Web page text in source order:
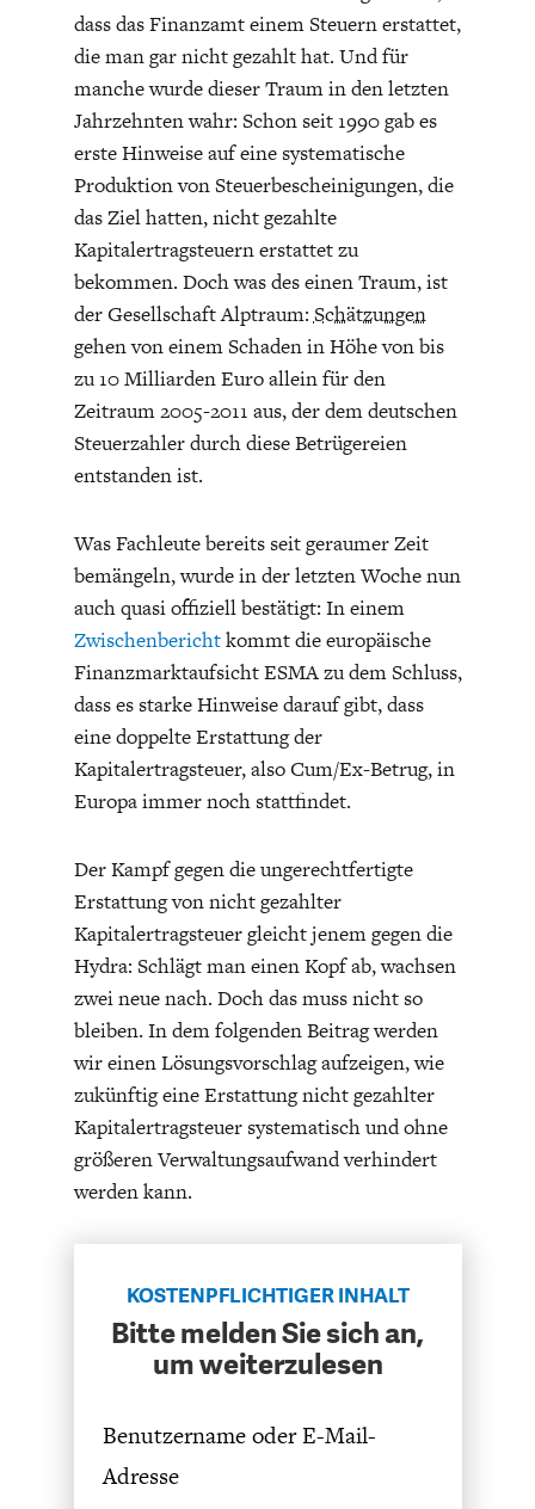
INDUSTRIEPOLITIK
CIRCULAR ECONOMY
UNGLEICHHEIT UND
MACHT
ENERGIE & UMWELT
ENTWICKLUNGSPOLITIK
EUROPA
dass das Finanzamt einem Steuern erstattet,
die man gar nicht gezahlt hat. Und für
manche wurde dieser Traum in den letzten
Jahrzehnten wahr: Schon seit 1990 gab es
erste Hinweise auf eine systematische
Produktion von Steuerbescheinigungen, die
das Ziel hatten, nicht gezahlte
Kapitalertragsteuern erstattet zu
bekommen. Doch was des einen Traum, ist
der Gesellschaft Alptraum:Schätzungen
gehen von einem Schaden in Höhe von bis
zu 10 Milliarden Euro allein für den
Zeitraum 2005-2011 aus, der dem deutschen
Steuerzahler durch diese Betrügereien
entstanden ist.
Was Fachleute bereits seit geraumer Zeit
bemängeln, wurde in der letzten Woche nun
auch quasi offiziell bestätigt: In einem
Zwischenberichtkommt die europäische
Finanzmarktaufsicht ESMA zu dem Schluss,
dass es starke Hinweise darauf gibt, dass
eine doppelte Erstattung der
Kapitalertragsteuer, also Cum/Ex-Betrug, in
Europa immer noch stattfindet.
Der Kampf gegen die ungerechtfertigte
Erstattung von nicht gezahlter
Kapitalertragsteuer gleicht jenem gegen die
Hydra: Schlägt man einen Kopf ab, wachsen
zwei neue nach. Doch das muss nicht so
bleiben. In dem folgenden Beitrag werden
wir einen Lösungsvorschlag aufzeigen, wie
zukünftig eine Erstattung nicht gezahlter
Kapitalertragsteuer systematisch und ohne
größeren Verwaltungsaufwand verhindert
werden kann.
KOSTENPFLICHTIGER INHALT
Bitte melden Sie sich an,
um weiterzulesen
Benutzername oder E-Mail-
Adresse